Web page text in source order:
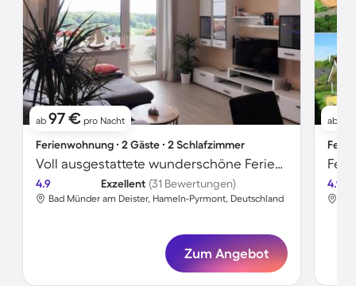
ab 97 € pro Nacht
Ferienwohnung ∙ 2 Gäste ∙ 2 Schlafzimmer
Voll ausgestattete wunderschöne Ferienwohnung
4.9 Exzellent (31 Bewertungen)
Bad Münder am Deister, Hameln-Pyrmont, Deutschland
Zum Angebot
ab
4.9